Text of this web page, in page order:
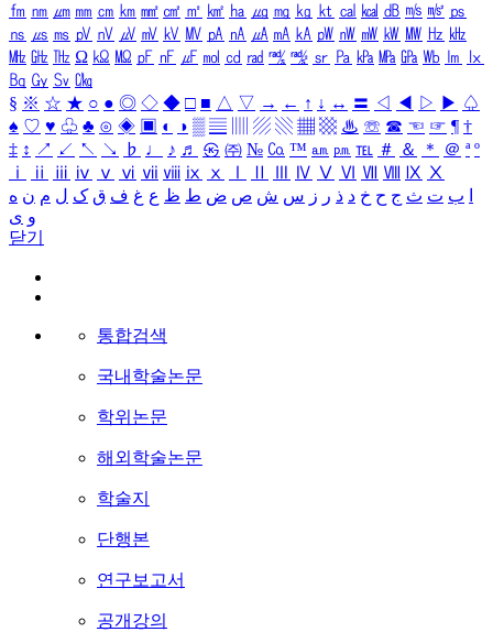
㎙ ㎚ ㎛ ㎜ ㎝ ㎞ ㎟ ㎠ ㎡ ㎢ ㏊ ㎍ ㎎ ㎏ ㏏ ㎈ ㎉ ㏈ ㎧ ㎨ ㎰
㎱ ㎲ ㎳ ㎴ ㎵ ㎶ ㎷ ㎸ ㎹ ㎀ ㎁ ㎂ ㎃ ㎄ ㎺ ㎻ ㎽ ㎾ ㎿ ㎐ ㎑
㎒ ㎓ ㎔ Ω ㏀ ㏁ ㎊ ㎋ ㎌ ㏖ ㏅ ㎭ ㎮ ㎯ ㏛ ㎩ ㎪ ㎫ ㎬ ㏝ ㏐
㏓
㏃ ㏉ ㏜ ㏆
§ ※ ☆ ★ ○ ● ◎ ◇ ◆ □ ■ △ ▽ → ← ↑ ↓ ↔ 〓 ◁ ◀ ▷ ▶ ♤
♠ ♡ ♥ ♧ ♣ ⊙ ◈ ▣ ◐ ◑ ▒ ▤ ▨ ▧ ▦ ▩ ♨ ☏ ☎ ☜ ☞ ¶ †
‡ ↕ ↗ ↙ ↖ ↘ ♭ ♩ ♪ ♬ ㉿ ㈜ № ㏇ ™ ㏂ ㏘ ℡ ＃ ＆ ＊ ＠ ª º
ⅰ
ⅱ ⅲ ⅳ ⅴ ⅵ ⅶ ⅷ ⅸ ⅹ Ⅳ Ⅴ Ⅵ Ⅶ Ⅷ Ⅸ Ⅹ
ب ت ث ج ح خ د ذ ر ز س ش ص ض ط ظ ع غ ف ق ک ل م ن ه
و ی
닫기
통합검색
국내학술논문
학위논문
해외학술논문
학술지
단행본
연구보고서
공개강의